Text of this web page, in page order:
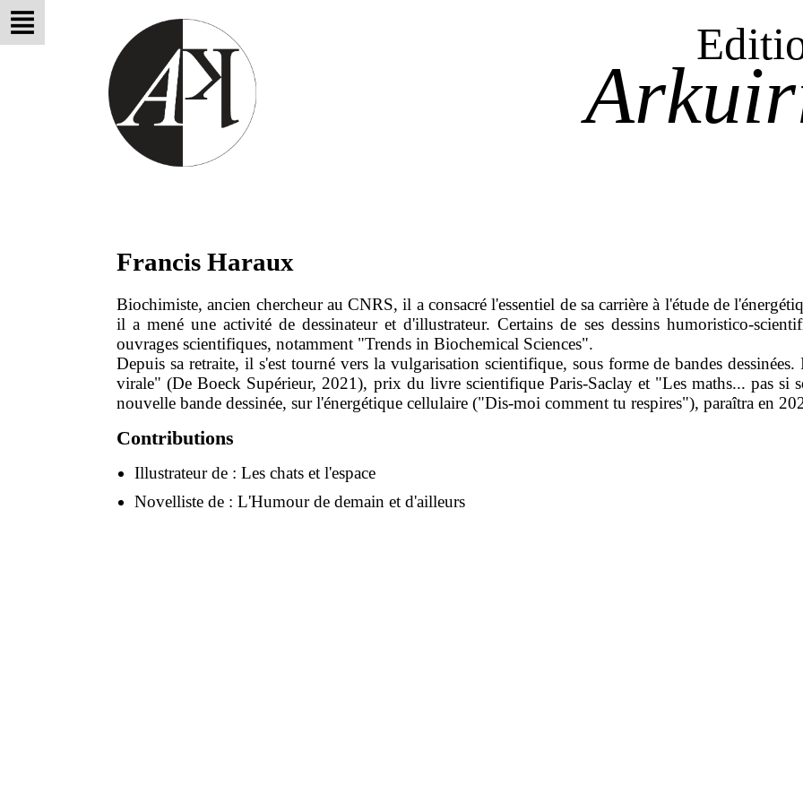
Francis Haraux
Biochimiste, ancien chercheur au CNRS, il a consacré l'essentiel de sa carrière à l'étude de
il a mené une activité de dessinateur et d'illustrateur. Certains de ses dessins humoristico-
ouvrages scientifiques, notamment "Trends in Biochemical Sciences".
Depuis sa retraite, il s'est tourné vers la vulgarisation scientifique, sous forme de bandes
virale" (De Boeck Supérieur, 2021), prix du livre scientifique Paris-Saclay et "Les maths... pas si
nouvelle bande dessinée, sur l'énergétique cellulaire ("Dis-moi comment tu respires"), paraîtra en
Contributions
Illustrateur de : Les chats et l'espace
Novelliste de : L'Humour de demain et d'ailleurs